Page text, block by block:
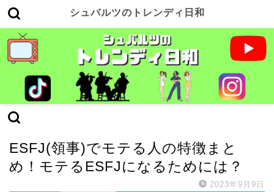
シュバルツのトレンディ日和
ESFJ(領事)でモテる人の特徴まと
め！モテるESFJになるためには？
2023年9月9日